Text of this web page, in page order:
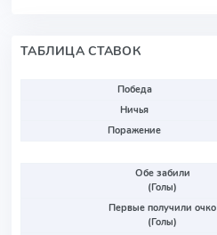
ТАБЛИЦА СТАВОК
Победа
Ничья
Поражение
Обе забили
(Голы)
Первые получили очко
(Голы)